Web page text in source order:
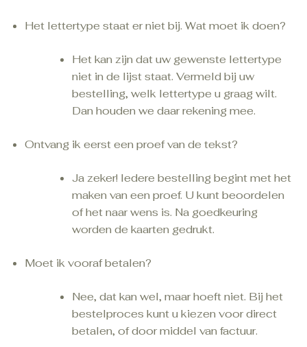
Het lettertype staat er niet bij. Wat moet ik doen?
Het kan zijn dat uw gewenste lettertype
niet in de lijst staat. Vermeld bij uw
bestelling, welk lettertype u graag wilt.
Dan houden we daar rekening mee.
Ontvang ik eerst een proef van de tekst?
Ja zeker! Iedere bestelling begint met het
maken van een proef. U kunt beoordelen
of het naar wens is. Na goedkeuring
worden de kaarten gedrukt.
Moet ik vooraf betalen?
Nee, dat kan wel, maar hoeft niet. Bij het
bestelproces kunt u kiezen voor direct
betalen, of door middel van factuur.